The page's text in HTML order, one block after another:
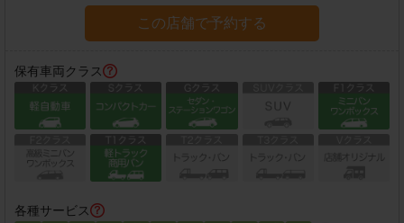
この店舗で予約する
保有車両クラス
各種サービス